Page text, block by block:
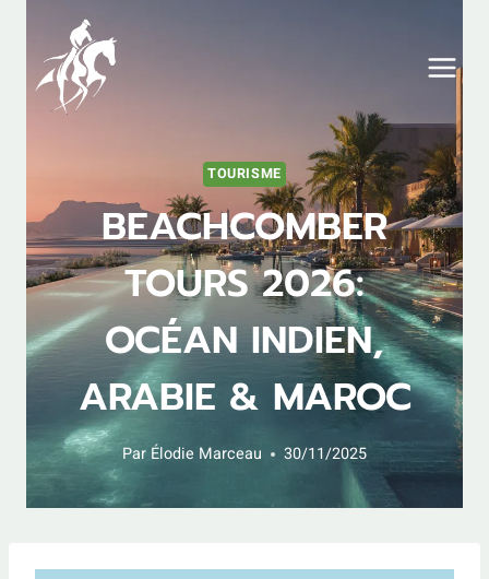
contenu
TOURISME
BEACHCOMBER
TOURS 2026:
OCÉAN INDIEN,
ARABIE & MAROC
Par Élodie Marceau 30/11/2025